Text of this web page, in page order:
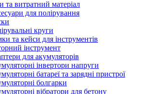
та витратний матеріал
для полірування
круги
та кейси для інструментів
інструмент
для акумуляторів
інвертори напруги
батареї та зарядні пристрої
болгарки
вібратори для бетону